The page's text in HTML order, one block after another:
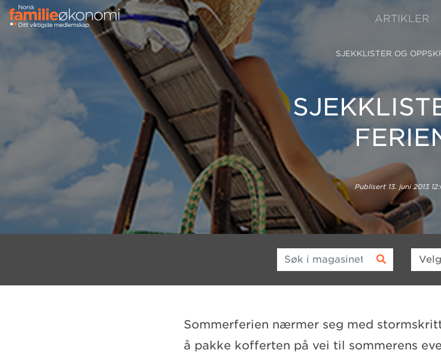
ARTIKLER
SJEKKLISTER OG
Publisert 13. juni 2013
Søk i magasinet Velg
Sommerferien nærmer seg med
å pakke kofferten på vei til sommerens